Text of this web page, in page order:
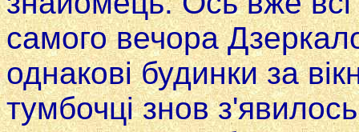
самого вечора
однакові будинки за
тумбочці знов